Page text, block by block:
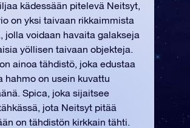
kädessään pitelevä Neitsyt,
on yksi taivaan rikkaimmista
jolla voidaan havaita galakseja
yöllisen taivaan objekteja.
ainoa tähdistö, joka edustaa
hahmo on usein kuvattu
Spica, joka sijaitsee
jota Neitsyt pitää
on tähdistön kirkkain tähti.